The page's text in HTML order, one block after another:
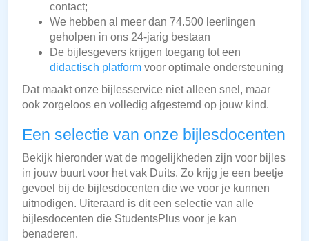
contact;
We hebben al meer dan 74.500 leerlingen
geholpen in ons 24-jarig bestaan
De bijlesgevers krijgen toegang tot een
didactisch platform voor optimale ondersteuning
Dat maakt onze bijlesservice niet alleen snel, maar
ook zorgeloos en volledig afgestemd op jouw kind.
Een selectie van onze bijlesdocenten
Bekijk hieronder wat de mogelijkheden zijn voor bijles
in jouw buurt voor het vak Duits. Zo krijg je een beetje
gevoel bij de bijlesdocenten die we voor je kunnen
uitnodigen. Uiteraard is dit een selectie van alle
bijlesdocenten die StudentsPlus voor je kan
benaderen.